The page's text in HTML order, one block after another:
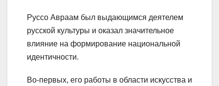
Руссо Авраам был выдающимся деятелем
русской культуры и оказал значительное
влияние на формирование национальной
идентичности.
Во-первых, его работы в области искусства и